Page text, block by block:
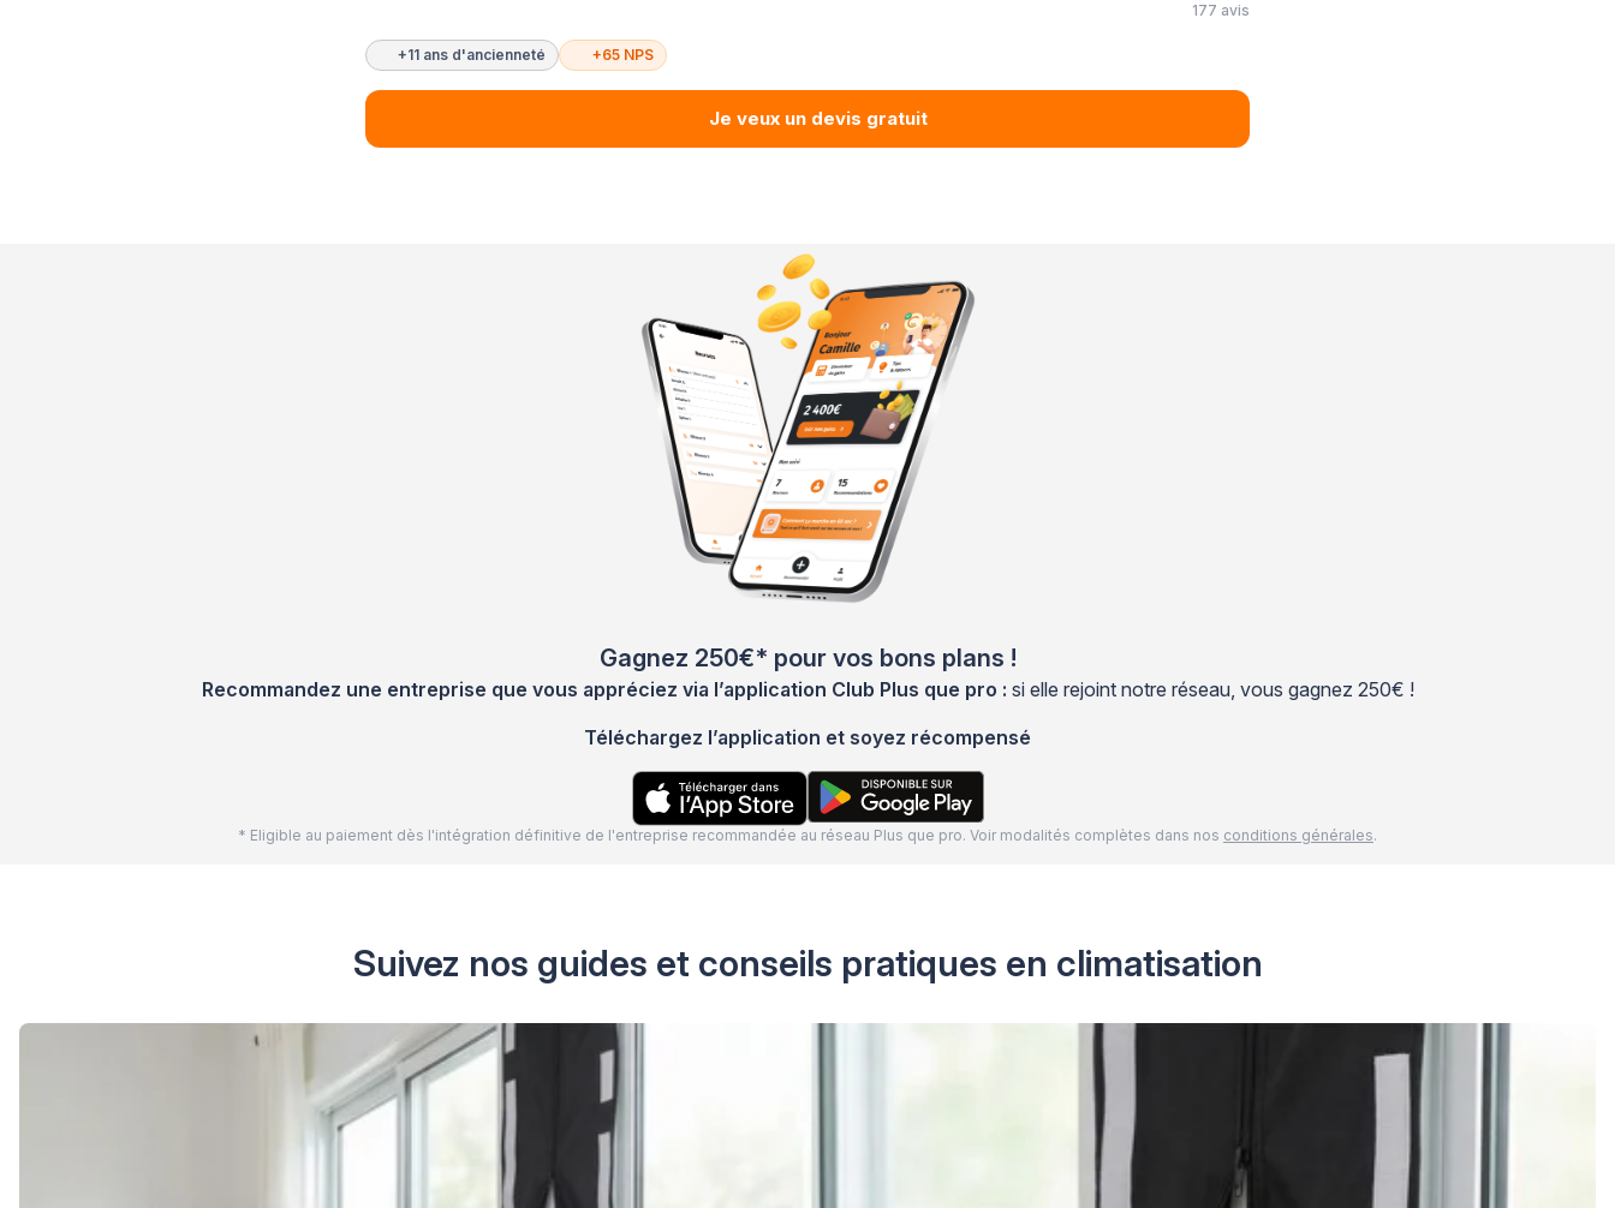
177 avis
+11 ans d'ancienneté +65 NPS
Je veux un devis gratuit
Gagnez 250€* pour vos bons plans !
Recommandez une entreprise que vous appréciez via l’application Club Plus que pro : si elle rejoint notre réseau, vous gagnez 250€ !
Téléchargez l’application et soyez récompensé
* Eligible au paiement dès l'intégration définitive de l'entreprise recommandée au réseau Plus que pro. Voir modalités complètes dans nos conditions générales.
Suivez nos guides et conseils pratiques en climatisation